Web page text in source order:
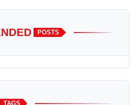
POSTS
TAGS